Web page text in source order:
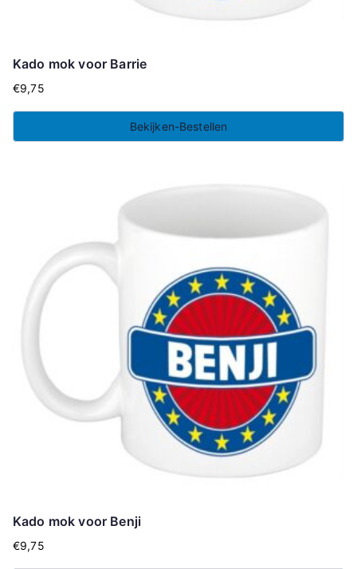
Kado mok voor Barrie
€9,75
Bekijken-Bestellen
Kado mok voor Benji
€9,75